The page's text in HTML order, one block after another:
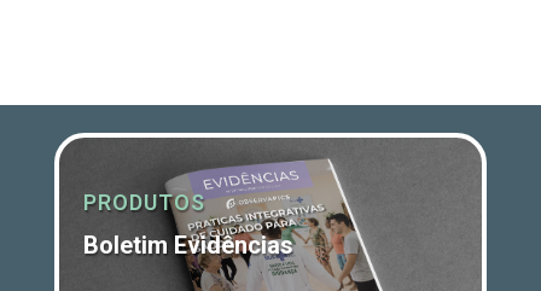
PRODUTOS
Boletim Evidências